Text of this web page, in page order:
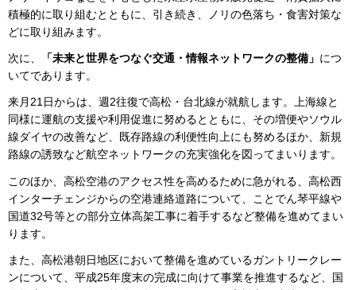
積極的に取り組むとともに、引き続き、ノリの色落ち・食害対策な
どに取り組みます。
次に、 「未来と世界をつなぐ交通・情報ネットワークの整備」 につ
いてであります。
来月21日からは、週2往復で高松・台北線が就航します。上海線と
同様に運航の支援や利用促進に努めるとともに、その増便やソウル
線ダイヤの改善など、既存路線の利便性向上にも努めるほか、新規
路線の誘致など航空ネットワークの充実強化を図ってまいります。
このほか、高松空港のアクセス性を高めるために急がれる、高松西
インターチェンジからの空港連絡道路について、ことでん琴平線や
国道32号等との部分立体高架工事に着手するなど整備を進めてまい
ります。
また、高松港朝日地区において整備を進めているガントリークレー
ンについて、平成25年度末の完成に向けて事業を推進するなど、国